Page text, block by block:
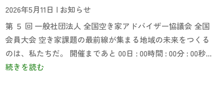
2026年5月11日 | お知らせ
第 ５ 回 一般社団法人 全国空き家アドバイザー協議会 全国
会員大会 空き家課題の最前線が集まる地域の未来をつくる
のは、私たちだ。 開催まであと 00日 : 00時間 : 00分 : 00秒...
続きを読む